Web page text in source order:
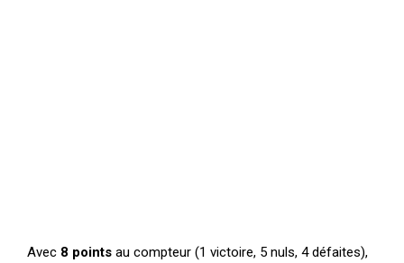
Avec 8 points au compteur (1 victoire, 5 nuls, 4 défaites),